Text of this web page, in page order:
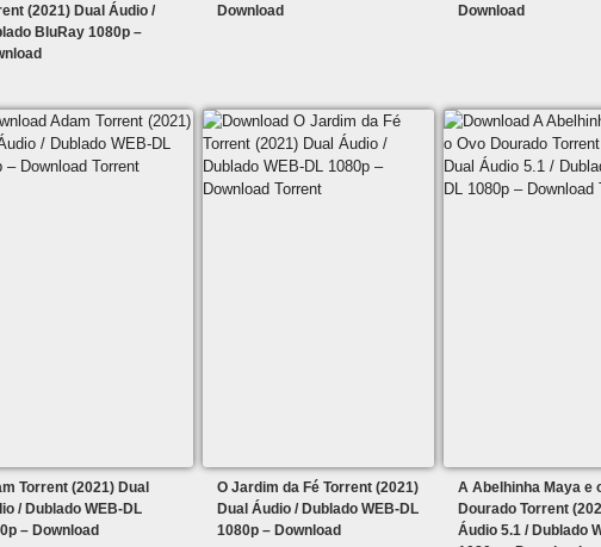
(2021) Dual Áudio /
BluRay 1080p –
Download
Download
Torrent (2021) Dual
/ Dublado WEB-DL
– Download
O Jardim da Fé Torrent (2021)
Dual Áudio / Dublado WEB-DL
1080p – Download
A Abelhinha Maya e
Dourado Torrent
Áudio 5.1 / Dublado